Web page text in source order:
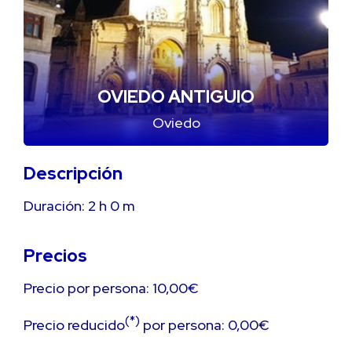
OVIEDO ANTIGUIO
Oviedo
Descripción
Duración: 2 h 0 m
Precios
Precio por persona: 10,00€
Precio reducido(*) por persona: 0,00€